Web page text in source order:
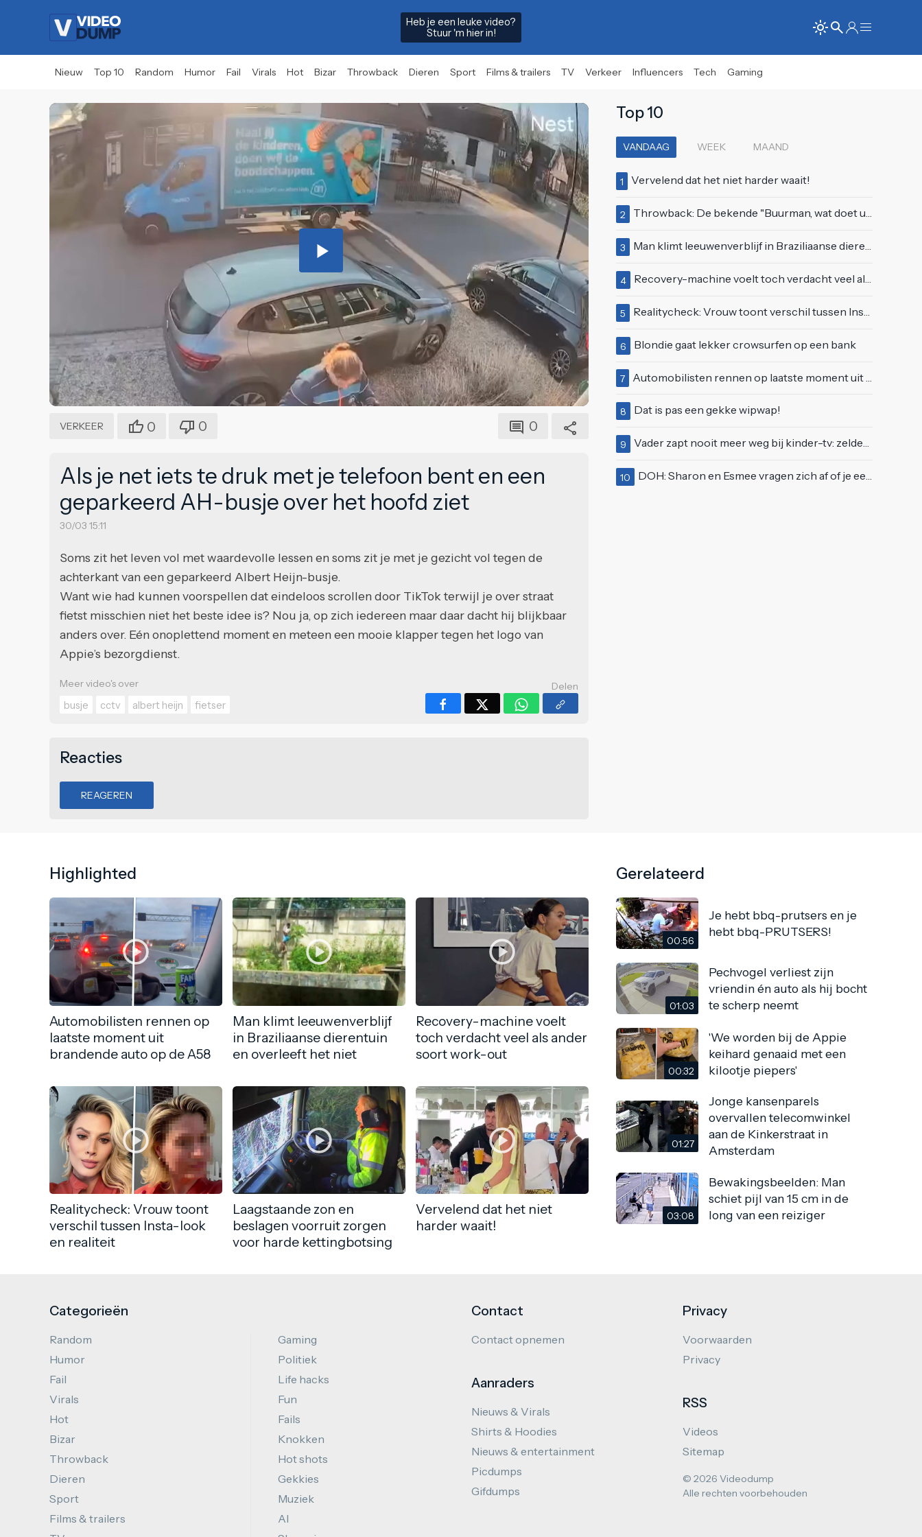
Heb je een leuke video?
Stuur 'm hier in!
Nieuw Top 10 Random Humor Fail Virals Hot Bizar Throwback Dieren Sport Films & trailers TV Verkeer Influencers Tech Gaming
Play
Video
VERKEER 0 0 0
Als je net iets te druk met je telefoon bent en een
geparkeerd AH-busje over het hoofd ziet
30/03 15:11
Soms zit het leven vol met waardevolle lessen en soms zit je met je gezicht vol tegen de
achterkant van een geparkeerd Albert Heijn-busje.
Want wie had kunnen voorspellen dat eindeloos scrollen door TikTok terwijl je over straat
fietst misschien niet het beste idee is? Nou ja, op zich iedereen maar daar dacht hij blijkbaar
anders over. Eén onoplettend moment en meteen een mooie klapper tegen het logo van
Appie’s bezorgdienst.
Meer video's over
busje
cctv albert heijn fietser
Delen
Reacties
REAGEREN
Top 10
VANDAAG WEEK MAAND
1 Vervelend dat het niet harder waait!
2 Throwback: De bekende "Buurman, wat doet u nu?"-scène uit Flodder met Tatjana Šimić
3 Man klimt leeuwenverblijf in Braziliaanse dierentuin en overleeft het niet
4 Recovery-machine voelt toch verdacht veel als ander soort work-out
5 Realitycheck: Vrouw toont verschil tussen Insta-look en realiteit
6 Blondie gaat lekker crowsurfen op een bank
7 Automobilisten rennen op laatste moment uit brandende auto op de A58
8 Dat is pas een gekke wipwap!
9 Vader zapt nooit meer weg bij kinder-tv: zelden zo'n 'beweeglijke' kikker gezien
10 DOH: Sharon en Esmee vragen zich af of je een vegetariër bent als je kip eet
Highlighted
Automobilisten rennen op
laatste moment uit
brandende auto op de A58
Man klimt leeuwenverblijf
in Braziliaanse dierentuin
en overleeft het niet
Recovery-machine voelt
toch verdacht veel als ander
soort work-out
Realitycheck: Vrouw toont
verschil tussen Insta-look
en realiteit
Laagstaande zon en
beslagen voorruit zorgen
voor harde kettingbotsing
Vervelend dat het niet
harder waait!
Gerelateerd
00:56
Je hebt bbq-prutsers en je
hebt bbq-PRUTSERS!
01:03
Pechvogel verliest zijn
vriendin én auto als hij bocht
te scherp neemt
00:32
'We worden bij de Appie
keihard genaaid met een
kilootje piepers'
01:27
Jonge kansenparels
overvallen telecomwinkel
aan de Kinkerstraat in
Amsterdam
03:08
Bewakingsbeelden: Man
schiet ​​pijl van 15 cm in de
long van een reiziger
Categorieën
Random
Humor
Fail
Virals
Hot
Bizar
Throwback
Dieren
Sport
Films & trailers
Gaming
Politiek
Life hacks
Fun
Fails
Knokken
Hot shots
Gekkies
Muziek
AI
Contact
Contact opnemen
Aanraders
Nieuws & Virals
Shirts & Hoodies
Nieuws & entertainment
Picdumps
Gifdumps
Privacy
Voorwaarden
Privacy
RSS
Videos
Sitemap
© 2026 Videodump
Alle rechten voorbehouden